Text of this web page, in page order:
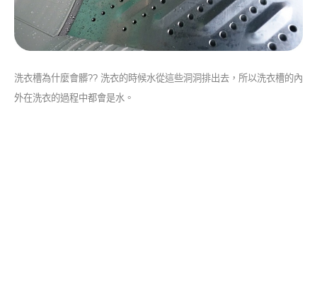
洗衣槽為什麼會髒?? 洗衣的時候水從這些洞洞排出去，所以洗衣槽的內
外在洗衣的過程中都會是水。